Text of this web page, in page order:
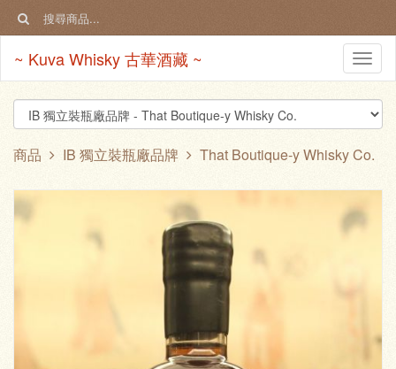
~ Kuva Whisky 古華酒藏 ~
商品 IB 獨立裝瓶廠品牌 That Boutique-y Whisky Co.